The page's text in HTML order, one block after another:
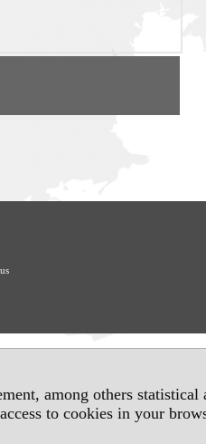
among others
to cookies in your